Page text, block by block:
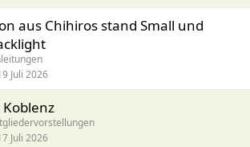
aus Chihiros stand Small und
Juli 2026
Juli 2026